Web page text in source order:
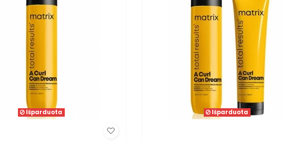
Išparduota Išparduota